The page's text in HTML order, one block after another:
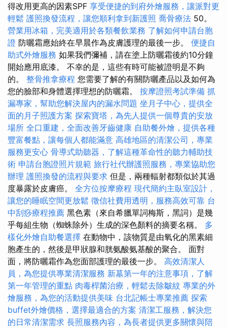
得改用更高的因素SPF 享受便捷的到府外燴服務，讓派對更
輕鬆 護照換發流程，讓您順利拿到新護照 喬骨療法 50。
營業用冰箱，完美適用於各類餐飲業務 了解如何申請台胞
證 防曬霜應始終在早晨作為皮膚護理的最後一步。 便捷自
助式外燴服務 如果我們彌補，請在塗上防曬霜後約10分鐘
開始應用底漆。 不幸的是，這些有時可能被證明是不夠
的。 整骨推拿療程 您需要了解的有關防曬產品以及如何為
您的臉部和身體選擇理想的防曬霜。 按摩證照考試準備 抓
漏專家，幫助您解決屋內的漏水問題 坐月子中心，提供全
面的月子照護方案 探索寶塔，為先人提供一個尊貴的安放
場所 全口重建，全面改善牙齒健康 自助餐外燴，提供各種
豐富餐點，讓每個人都能滿意 高雄地區的清潔公司，專業
服務更安心 骨導式助聽器，了解這種革命性的聽力輔助技
術 申請台胞證照片規範 旅行社代辦護照服務，專業協助您
辦理 護照換發的流程與要求 但是，兩種輻射都類似於其過
度暴露於皮膚癌。 全方位按摩療程 現代簡約主臥室設計，
讓您的睡眠空間更放鬆 徵信社費用透明，服務高效可靠 台
中刮痧療程推薦 黑色素（來自希臘單詞梅斯，黑詞）是幾
乎每組生物（蜘蛛除外）生成的深色顏料的摘要名稱。 多
樣化外燴自助餐選擇 在動物中，該物質是由氧化的黑素細
胞產生的，然後是甲狀腺和胱氨酸氨基酸的聚合。 面對
面，將防曬霜作為您面部護理的最後一步。 高效清潔人
員，為您提供專業清潔服務 新墓第一年的注意事項，了解
第一年管理的重點 肉毒桿菌治療，輕鬆去除皺紋 專業的外
燴服務，為您的活動提供美味 台北記帳士專業推薦 探索
buffet外燴價格，選擇最適合的方案 清潔工服務，解決您
的日常清潔需求 長照服務內容，為長者提供更多關懷與陪